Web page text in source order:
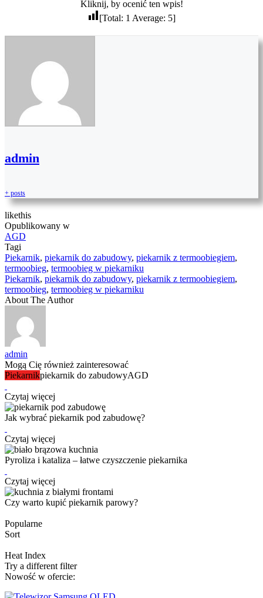
Kliknij, by ocenić ten wpis!
[Total: 1 Average: 5]
admin
+ posts
likethis
Opublikowany w
AGD
Tagi
Piekarnik, piekarnik do zabudowy, piekarnik z termoobiegiem,
termoobieg, termoobieg w piekarniku
Piekarnik, piekarnik do zabudowy, piekarnik z termoobiegiem,
termoobieg, termoobieg w piekarniku
About The Author
admin
Mogą Cię również zainteresować
Piekarnikpiekarnik do zabudowyAGD
Czytaj więcej
Jak wybrać piekarnik pod zabudowę?
Czytaj więcej
Pyroliza i kataliza – łatwe czyszczenie piekarnika
Czytaj więcej
Czy warto kupić piekarnik parowy?
Popularne
Sort
Heat Index
Try a different filter
Nowość w ofercie: